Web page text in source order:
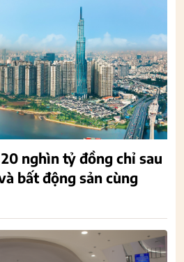
nghìn tỷ đồng chỉ sau
bất động sản cùng